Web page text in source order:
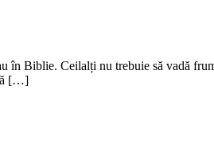
în Biblie. Ceilalți nu trebuie să vadă
[…]